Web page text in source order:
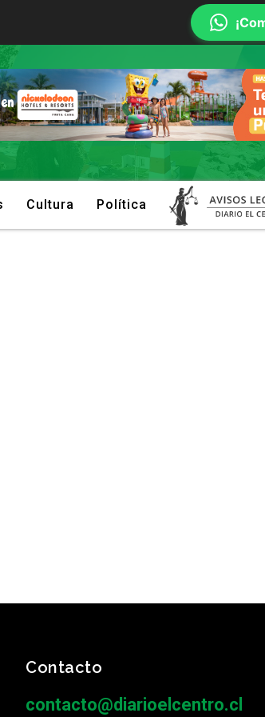
Cultura Política
Contacto
contacto@diarioelcentro.cl